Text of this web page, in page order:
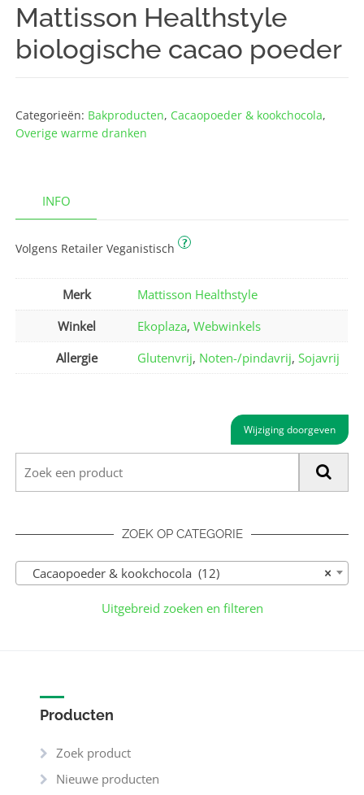
Mattisson Healthstyle
biologische cacao poeder
Categorieën: Bakproducten, Cacaopoeder & kookchocola,
Overige warme dranken
INFO
Volgens Retailer Veganistisch ?
Merk
Mattisson Healthstyle
Winkel
Ekoplaza,Webwinkels
Allergie
Glutenvrij, Noten-/pindavrij,Sojavrij
Wijziging doorgeven
ZOEK OP CATEGORIE
×
Cacaopoeder & kookchocola (12)
Uitgebreid zoeken en filteren
Producten
Zoek product
Nieuwe producten